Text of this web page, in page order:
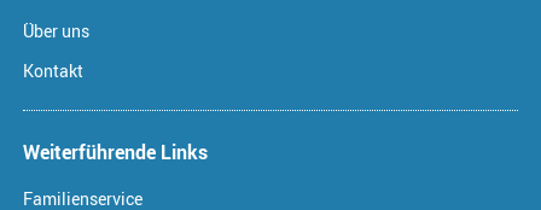
Über uns
Kontakt
Weiterführende Links
Familienservice